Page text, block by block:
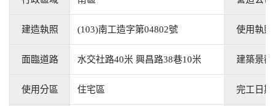
建造執照 (103)南工造字第04802號 使用執照
面臨道路 水交社路40米 興昌路38巷10米 建築景觀
使用分區 住宅區 完工日期